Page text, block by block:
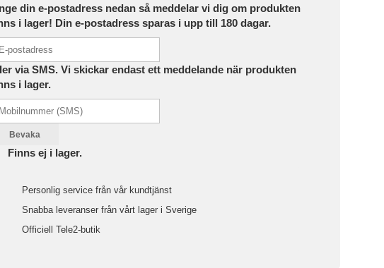
din e-postadress nedan så meddelar vi dig om produkten
i lager! Din e-postadress sparas i upp till 180 dagar.
via SMS. Vi skickar endast ett meddelande när produkten
i lager.
Bevaka
Finns ej i lager.
Personlig service från vår kundtjänst
Snabba leveranser från vårt lager i Sverige
Officiell Tele2-butik